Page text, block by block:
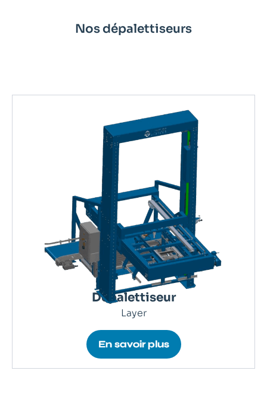
Nos dépalettiseurs
Dépalettiseur
Layer
En savoir plus